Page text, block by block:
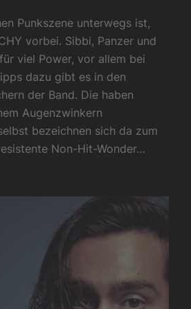
Punkszene unterwegs ist,
vorbei. Sibbi, Panzer und
viel Power, vor allem bei
dazu gibt es in den
der Band. Die haben
Augenzwinkern
bezeichnen sich da zum
Non-Hit-Wonder…